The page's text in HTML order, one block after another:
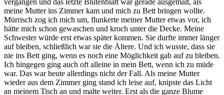
meine Mutter ins Zimmer kam und mich zu Bett bringen wollte.
Mürrisch zog ich mich um, flunkerte meiner Mutter etwas vor, ich
hätte mich schon gewaschen und kroch unter die Decke. Meine
Schwester würde erst etwas später kommen. Sie durfte immer länger
auf bleiben, schließlich war sie die Ältere. Und ich wusste, dass sie
nie ins Bett ging, wenn es noch eine Möglichkeit gab auf zu bleiben.
Ich hingegen ging auch oft alleine in mein Bett, wenn ich zu müde
war. Das war heute allerdings nicht der Fall. Als meine Mutter
wieder aus dem Zimmer ging stand ich leise auf, knipste das Licht
an meinem Tisch an und malte weiter. Erst als die ganze Blume